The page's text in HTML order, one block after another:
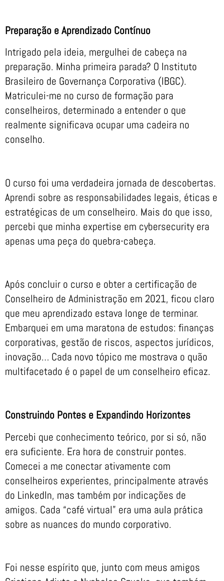
Preparação e Aprendizado Contínuo
Intrigado pela ideia, mergulhei de cabeça na
preparação. Minha primeira parada? O Instituto
Brasileiro de Governança Corporativa (IBGC).
Matriculei-me no curso de formação para
conselheiros, determinado a entender o que
realmente significava ocupar uma cadeira no
conselho.
O curso foi uma verdadeira jornada de descobertas.
Aprendi sobre as responsabilidades legais, éticas e
estratégicas de um conselheiro. Mais do que isso,
percebi que minha expertise em cybersecurity era
apenas uma peça do quebra-cabeça.
Após concluir o curso e obter a certificação de
Conselheiro de Administração em 2021, ficou claro
que meu aprendizado estava longe de terminar.
Embarquei em uma maratona de estudos: finanças
corporativas, gestão de riscos, aspectos jurídicos,
inovação… Cada novo tópico me mostrava o quão
multifacetado é o papel de um conselheiro eficaz.
Construindo Pontes e Expandindo Horizontes
Percebi que conhecimento teórico, por si só, não
era suficiente. Era hora de construir pontes.
Comecei a me conectar ativamente com
conselheiros experientes, principalmente através
do LinkedIn, mas também por indicações de
amigos. Cada “café virtual” era uma aula prática
sobre as nuances do mundo corporativo.
Foi nesse espírito que, junto com meus amigos